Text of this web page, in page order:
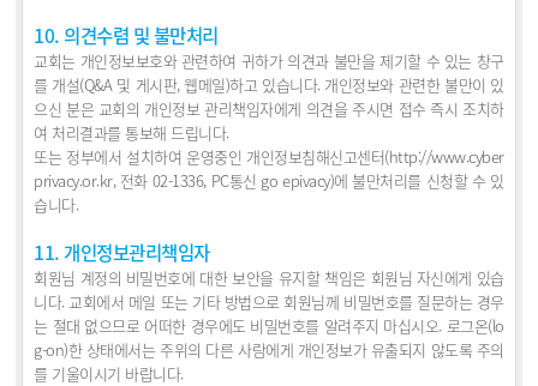
10. 의견수렴 및 불만처리
교회는 개인정보보호와 관련하여 귀하가 의견과 불만을 제기할 수 있는 창구
를 개설(Q&A 및 게시판, 웹메일)하고 있습니다. 개인정보와 관련한 불만이 있
으신 분은 교회의 개인정보 관리책임자에게 의견을 주시면 접수 즉시 조치하
여 처리결과를 통보해 드립니다.
또는 정부에서 설치하여 운영중인 개인정보침해신고센터(http://www.cyber
privacy.or.kr, 전화 02-1336, PC통신 go epivacy)에 불만처리를 신청할 수 있
습니다.
11. 개인정보관리책임자
회원님 계정의 비밀번호에 대한 보안을 유지할 책임은 회원님 자신에게 있습
니다. 교회에서 메일 또는 기타 방법으로 회원님께 비밀번호를 질문하는 경우
는 절대 없으므로 어떠한 경우에도 비밀번호를 알려주지 마십시오. 로그온(lo
g-on)한 상태에서는 주위의 다른 사람에게 개인정보가 유출되지 않도록 주의
를 기울이시기 바랍니다.